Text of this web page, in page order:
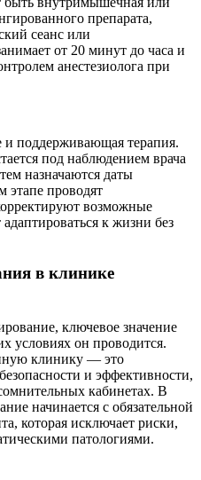
препарата,
сеанс или
от 20 минут до часа и
анестезиолога при
поддерживающая терапия.
под наблюдением врача
назначаются даты
этапе проводят
возможные
к жизни без
в клинике
ключевое значение
условиях он проводится.
клинику — это
и эффективности,
кабинетах. В
начинается с обязательной
которая исключает риски,
патологиями.